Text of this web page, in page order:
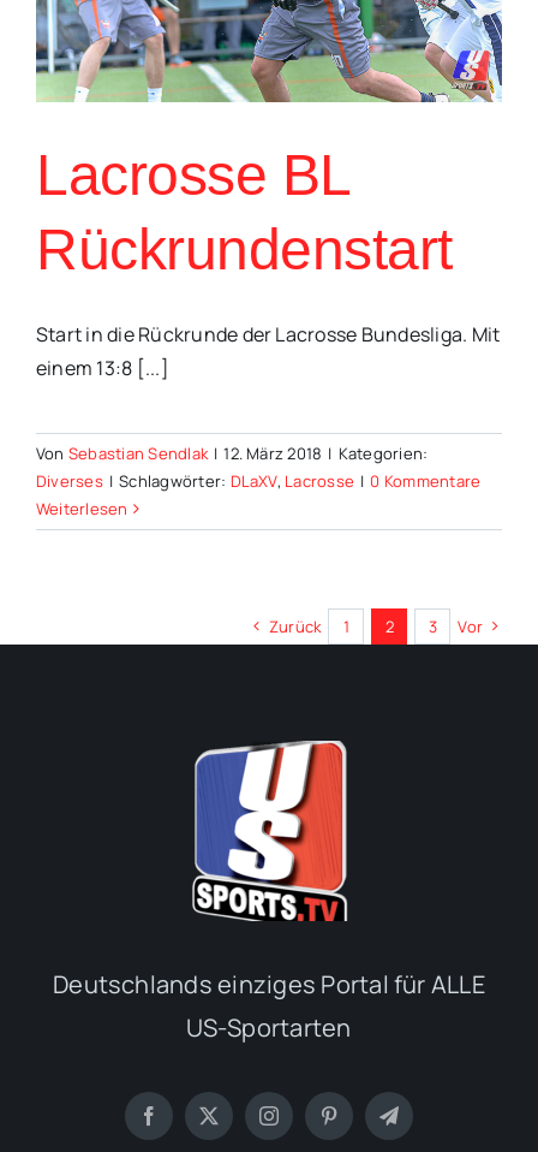
Lacrosse BL
Rückrundenstart
Start in die Rückrunde der Lacrosse Bundesliga. Mit
einem 13:8 [...]
Von Sebastian Sendlak | 12. März 2018 | Kategorien:
Diverses | Schlagwörter: DLaXV, Lacrosse | 0 Kommentare
Weiterlesen
Zurück 1 2 3 Vor
Deutschlands einziges Portal für ALLE
US-Sportarten